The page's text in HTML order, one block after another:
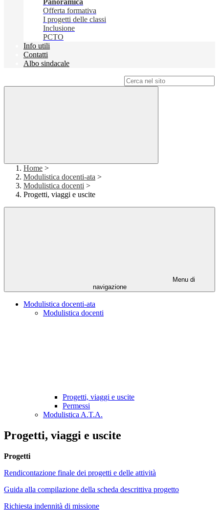
Panoramica
Offerta formativa
I progetti delle classi
Inclusione
PCTO
Info utili
Contatti
Albo sindacale
Home >
Modulistica docenti-ata >
Modulistica docenti >
Progetti, viaggi e uscite
Menu di
navigazione
Modulistica docenti-ata
Modulistica docenti
Progetti, viaggi e uscite
Permessi
Modulistica A.T.A.
Progetti, viaggi e uscite
Progetti
Rendicontazione finale dei progetti e delle attività
Guida alla compilazione della scheda descrittiva progetto
Richiesta indennità di missione